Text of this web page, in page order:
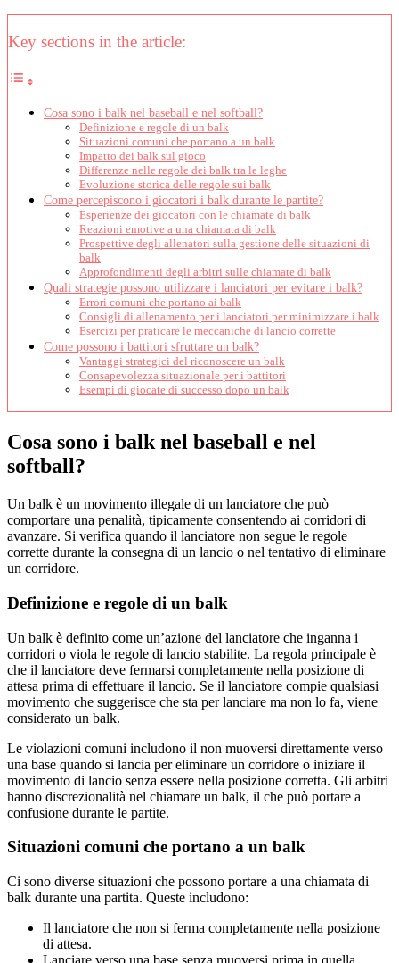
Key sections in the article:
Cosa sono i balk nel baseball e nel softball?
Definizione e regole di un balk
Situazioni comuni che portano a un balk
Impatto dei balk sul gioco
Differenze nelle regole dei balk tra le leghe
Evoluzione storica delle regole sui balk
Come percepiscono i giocatori i balk durante le partite?
Esperienze dei giocatori con le chiamate di balk
Reazioni emotive a una chiamata di balk
Prospettive degli allenatori sulla gestione delle situazioni di
balk
Approfondimenti degli arbitri sulle chiamate di balk
Quali strategie possono utilizzare i lanciatori per evitare i balk?
Errori comuni che portano ai balk
Consigli di allenamento per i lanciatori per minimizzare i balk
Esercizi per praticare le meccaniche di lancio corrette
Come possono i battitori sfruttare un balk?
Vantaggi strategici del riconoscere un balk
Consapevolezza situazionale per i battitori
Esempi di giocate di successo dopo un balk
Cosa sono i balk nel baseball e nel
softball?
Un balk è un movimento illegale di un lanciatore che può
comportare una penalità, tipicamente consentendo ai corridori di
avanzare. Si verifica quando il lanciatore non segue le regole
corrette durante la consegna di un lancio o nel tentativo di eliminare
un corridore.
Definizione e regole di un balk
Un balk è definito come un’azione del lanciatore che inganna i
corridori o viola le regole di lancio stabilite. La regola principale è
che il lanciatore deve fermarsi completamente nella posizione di
attesa prima di effettuare il lancio. Se il lanciatore compie qualsiasi
movimento che suggerisce che sta per lanciare ma non lo fa, viene
considerato un balk.
Le violazioni comuni includono il non muoversi direttamente verso
una base quando si lancia per eliminare un corridore o iniziare il
movimento di lancio senza essere nella posizione corretta. Gli arbitri
hanno discrezionalità nel chiamare un balk, il che può portare a
confusione durante le partite.
Situazioni comuni che portano a un balk
Ci sono diverse situazioni che possono portare a una chiamata di
balk durante una partita. Queste includono:
Il lanciatore che non si ferma completamente nella posizione
di attesa.
Lanciare verso una base senza muoversi prima in quella